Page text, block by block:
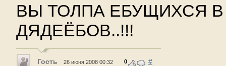
ВЫ ТОЛПА ЕБУЩИХСЯ
ДЯДЕЁБОВ..!!!
Гость 26 июня 2008 00:32 0 #